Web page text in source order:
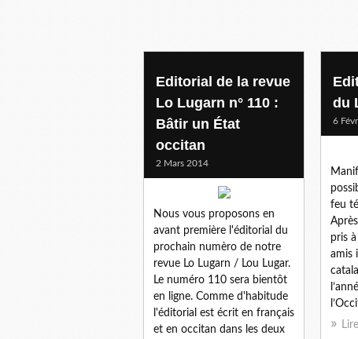
editorial lo lugarn
Editorial de la revue
Lo Lugarn n° 110 :
Bâtir un État
occitan
2 Mars 2014
Nous vous proposons en
avant première l'éditorial du
prochain numèro de notre
revue Lo Lugarn / Lou Lugar.
Le numéro 110 sera bientôt
en ligne. Comme d'habitude
l'éditorial est écrit en français
et en occitan dans les deux
du
6
feu
pris
amis